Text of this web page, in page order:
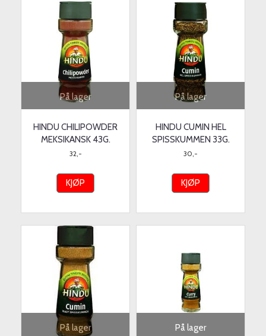
På lager
HINDU CHILIPOWDER
MEKSIKANSK 43G.
32,-
KJØP
På lager
HINDU CUMIN HEL
SPISSKUMMEN 33G.
30,-
KJØP
På lager På lager